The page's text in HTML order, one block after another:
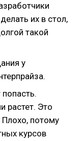
их в стол,
такой
у
растет. Это
потому
курсов